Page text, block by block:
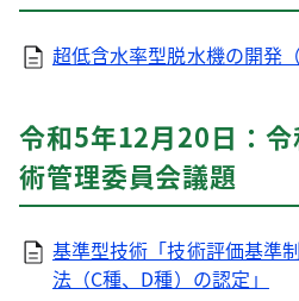
超低含水率型脱水機の開発（
令和5年12月20日：
術管理委員会議題
基準型技術「技術評価基準
法（C種、D種）の認定」